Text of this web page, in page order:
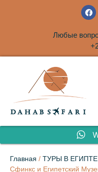
Любые
Главная / ТУРЫ В ЕГИПТЕ
Сфинкс и Египетский